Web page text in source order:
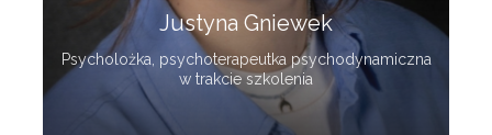
Justyna Gniewek
Psycholożka, psychoterapeutka psychodynamiczna
w trakcie szkolenia